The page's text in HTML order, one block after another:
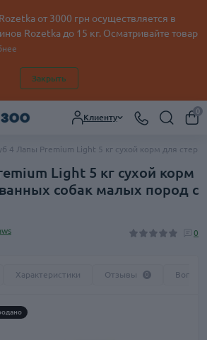
от 3000 грн осуществляется в
Rozetka до 15 кг. Осматривайте товар
Закрыть
Клиенту
0
4 Лапы Premium Light 5 кг сухой корм для
Light 5 кг сухой корм
собак малых пород с
0
Характеристики Отзывы 0